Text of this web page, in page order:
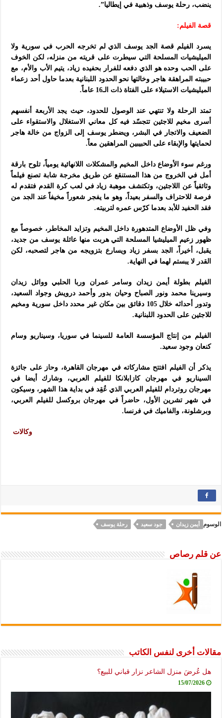
ينضب، رحلة يوسف وذهبية في إيطاليا”.
قصة الفيلم:
يسرد الفيلم قصة الجد يوسف الذي لم تخرجه الحرب في سورية ولا
الميليشيات المسلحة التي سيطرت على قريته من منزله، لكن الخوف
على الحب وحده هو الذي دفعه للفرار بحفيده زياد، يتيم الأب والأم، مع
حبيبته المراهقة هاجر وخالتها نحو الحدود اللبنانية بعدما حاول أحد زعماء
الميليشيات الاستيلاء على الفتاة ذات الـ16 عاماً.
تمتد الرحلة ولا تنتهي عند الوصول للحدود، حيث يجد الأربعة أنفسهم
أسرى مخيم للاجئين تتجسّد فيه كل معاني الاستغلال والاستقواء على
الضعيف والاتجار في البشر، ويضطر يوسف إلى الزواج من خالة هاجر
لحمايتها والإبقاء على الحبيبين المراهقين معاً.
ورغم سوء الأوضاع داخل المخيم والمشكلات اللانهائية يومياً، تلوح بارقة
أمل في الخروج من هذا المستنقع عن طريق مخرجة شابة تصنع فيلماً
وثائقياً عن اللاجئين، وتكتشف موهبة زياد في لعب كرة القدم فتقدم له
فرصة للاحتراف والسفر بعيداً، وهو ما يفجر شعوراً مخيفاً عند الجد من
فقد الحفيد للأبد بعدما كرّس عمره لتربيته.
وفي ظل الأوضاع المتدهورة داخل المخيم وتزايد المخاطر، خصوصاً مع
ظهور زعيم الميليشيا المسلحة التي هربت منها عائلة يوسف من جديد،
يقبل، أخيراً، الجد بسفر زياد ويسارع بتزويجه من هاجر لتصحبه، لكن
القدر لا يبستم لهما في النهاية.
الفيلم بطولة أيمن زيدان وسامر عمران وربا الحلبي ووائل زيدان
وسيرينا محمد ونور الصباح وحيان بدور وأحمد درويش وجواد السعيد،
وتدور أحداثه خلال 105 دقائق بين مكان غير محدد داخل سورية ومخيم
للاجئين على الحدود اللبنانية.
الفيلم من إنتاج المؤسسة العامة للسينما في سوريا، وسيناريو وسام
كنعان وجود سعيد.
يذكر أن الفيلم افتتح مشاركاته في مهرجان القاهرة، وحاز على جائزة
السيناريو في مهرجان كازابلانكا للفيلم العربي، وشارك أيضا في
مهرجان روتردام للفيلم العربي الذي عُقِد في بداية هذا الشهر، وسيكون
في شهر تشرين الأول، حاضراً في مهرجان بروكسل للفيلم العربي،
وبرشلونة، والفاميك في فرنسا.
وكالات
الوسوم أيمن زيدان جود سعيد رحلة يوسف
عن قلم رصاص
مقالات أخرى لنفس الكاتب
هل عُرضَ منزل الشاعر نزار قباني للبيع؟
15/07/2026